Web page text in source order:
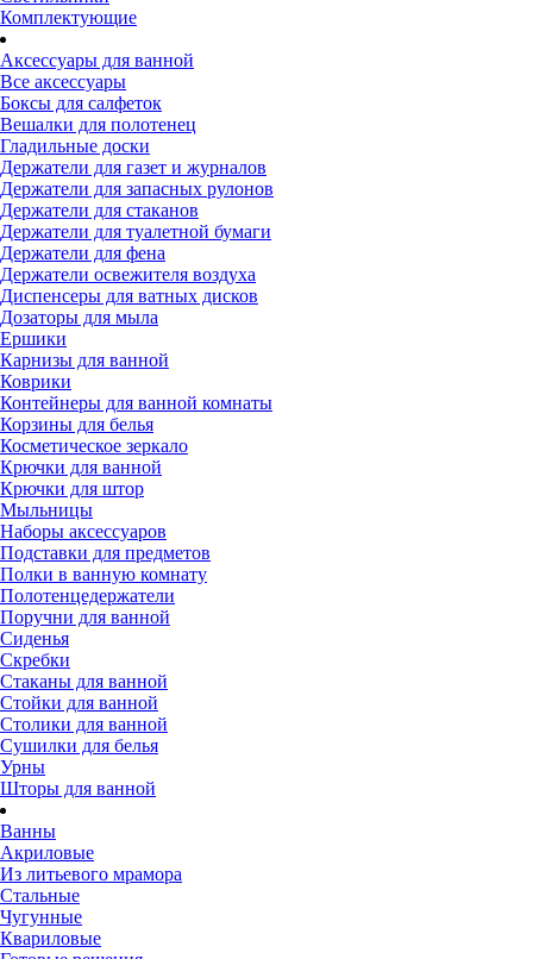
Комплектующие
Аксессуары для ванной
Все аксессуары
Боксы для салфеток
Вешалки для полотенец
Гладильные доски
Держатели для газет и журналов
Держатели для запасных рулонов
Держатели для стаканов
Держатели для туалетной бумаги
Держатели для фена
Держатели освежителя воздуха
Диспенсеры для ватных дисков
Дозаторы для мыла
Ершики
Карнизы для ванной
Коврики
Контейнеры для ванной комнаты
Корзины для белья
Косметическое зеркало
Крючки для ванной
Крючки для штор
Мыльницы
Наборы аксессуаров
Подставки для предметов
Полки в ванную комнату
Полотенцедержатели
Поручни для ванной
Сиденья
Скребки
Стаканы для ванной
Стойки для ванной
Столики для ванной
Сушилки для белья
Урны
Шторы для ванной
Ванны
Акриловые
Из литьевого мрамора
Стальные
Чугунные
Квариловые